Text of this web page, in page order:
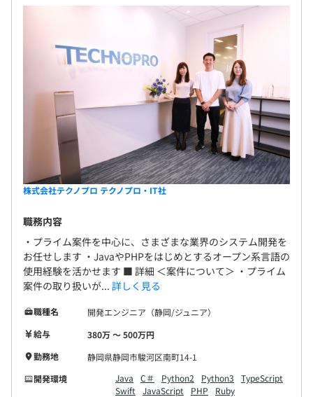
株式会社テクノプロ テクノプロ・IT社
職務内容
・プライム案件を中心に、さまざまな業界のシステム開発を
お任せします ・JavaやPHPをはじめとするオープン系言語の
使用経験を活かせます ■ 詳細 ＜案件について＞ ・プライム
案件の取り扱いが... 詳しく見る
職種名
開発エンジニア（静岡/ジュニア）
給与
380万 〜 500万円
勤務地
静岡県静岡市駿河区南町14-1
開発環境
Java C＃ Python2 Python3
TypeScript
Swift
JavaScript PHP
Ruby